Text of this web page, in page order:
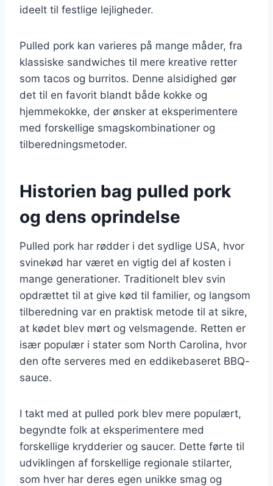
ideelt til festlige lejligheder.
Pulled pork kan varieres på mange måder, fra
klassiske sandwiches til mere kreative retter
som tacos og burritos. Denne alsidighed gør
det til en favorit blandt både kokke og
hjemmekokke, der ønsker at eksperimentere
med forskellige smagskombinationer og
tilberedningsmetoder.
Historien bag pulled pork
og dens oprindelse
Pulled pork har rødder i det sydlige USA, hvor
svinekød har været en vigtig del af kosten i
mange generationer. Traditionelt blev svin
opdrættet til at give kød til familier, og langsom
tilberedning var en praktisk metode til at sikre,
at kødet blev mørt og velsmagende. Retten er
især populær i stater som North Carolina, hvor
den ofte serveres med en eddikebaseret BBQ-
sauce.
I takt med at pulled pork blev mere populært,
begyndte folk at eksperimentere med
forskellige krydderier og saucer. Dette førte til
udviklingen af forskellige regionale stilarter,
som hver har deres egen unikke smag og